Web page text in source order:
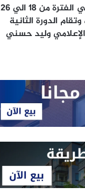
الجدير بالذكر أن مهرجان المنصوره المسرحي، أقيمت دورته الأولي في الفترة من 18 الي 26
وتقام الدورة الثانية
الإعلامي وليد حسني